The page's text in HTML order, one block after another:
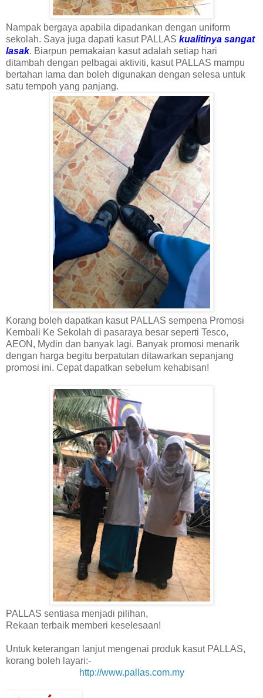
Nampak bergaya apabila dipadankan dengan uniform
sekolah. Saya juga dapati kasut PALLAS kualitinya sangat
lasak. Biarpun pemakaian kasut adalah setiap hari
ditambah dengan pelbagai aktiviti, kasut PALLAS mampu
bertahan lama dan boleh digunakan dengan selesa untuk
satu tempoh yang panjang.
Korang boleh dapatkan kasut PALLAS sempena Promosi
Kembali Ke Sekolah di pasaraya besar seperti Tesco,
AEON, Mydin dan banyak lagi. Banyak promosi menarik
dengan harga begitu berpatutan ditawarkan sepanjang
promosi ini. Cepat dapatkan sebelum kehabisan!
PALLAS sentiasa menjadi pilihan,
Rekaan terbaik memberi keselesaan!
Untuk keterangan lanjut mengenai produk kasut PALLAS,
korang boleh layari:-
http://www.pallas.com.my